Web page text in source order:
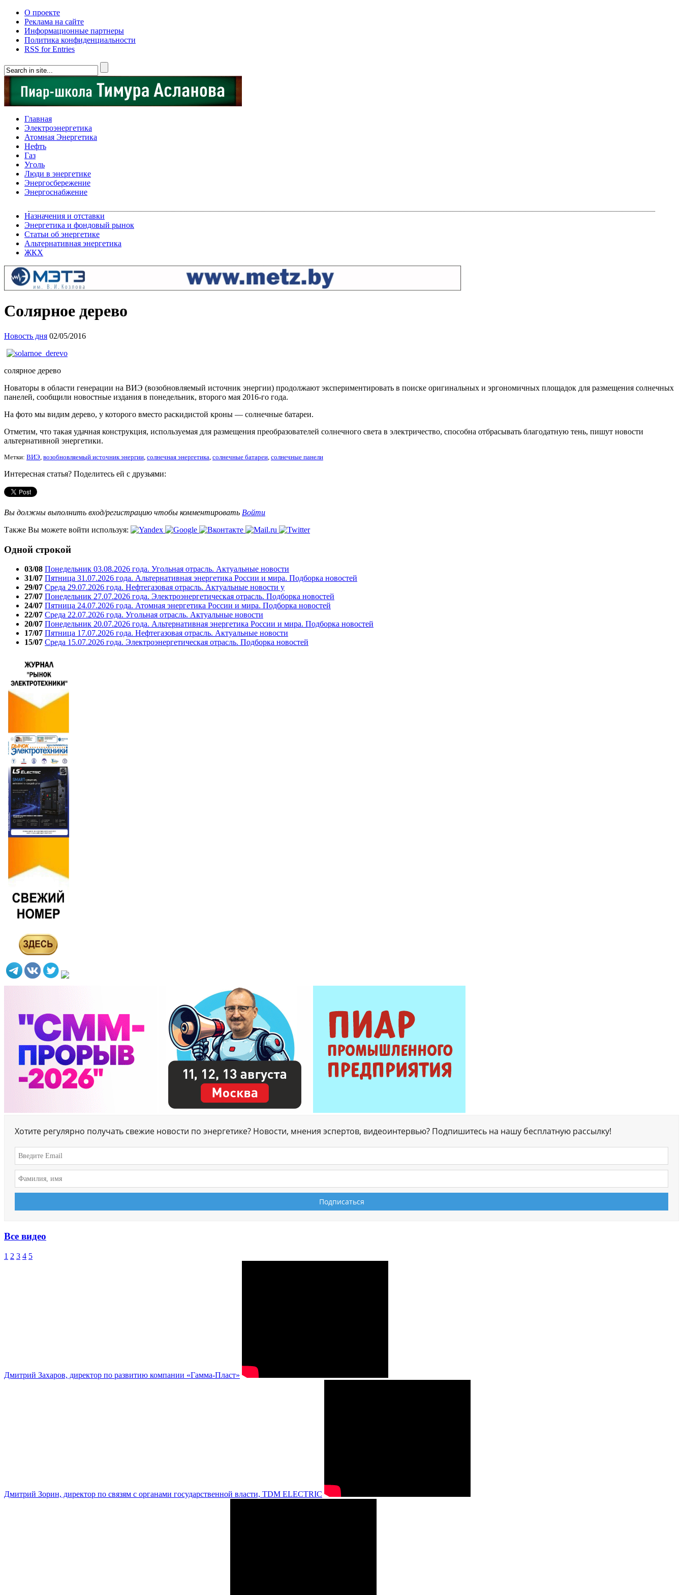
О проекте
Реклама на сайте
Информационные партнеры
Политика конфиденциальности
RSS for Entries
Главная
Электроэнергетика
Атомная Энергетика
Нефть
Газ
Уголь
Люди в энергетике
Энергосбережение
Энергоснабжение
Назначения и отставки
Энергетика и фондовый рынок
Статьи об энергетике
Альтернативная энергетика
ЖКХ
Солярное дерево
Новость дня 02/05/2016
солярное дерево
Новаторы в области генерации на ВИЭ (возобновляемый источник энергии) продолжают экспериментировать в поиске оригинальных и эргономичных площадок для размещения солнечных
панелей, сообщили новостные издания в понедельник, второго мая 2016-го года.
На фото мы видим дерево, у которого вместо раскидистой кроны — солнечные батареи.
Отметим, что такая удачная конструкция, используемая для размещения преобразователей солнечного света в электричество, способна отбрасывать благодатную тень, пишут новости
альтернативной энергетики.
Метки: ВИЭ, возобновляемый источник энергии, солнечная энергетика, солнечные батареи, солнечные панели
Интересная статья? Поделитесь ей с друзьями:
Вы должны выполнить вход/регистрацию чтобы комментировать Войти
Также Вы можете войти используя:
Одной строкой
03/08 Понедельник 03.08.2026 года. Угольная отрасль. Актуальные новости
31/07 Пятница 31.07.2026 года. Альтернативная энергетика России и мира. Подборка новостей
29/07 Среда 29.07.2026 года. Нефтегазовая отрасль. Актуальные новости у
27/07 Понедельник 27.07.2026 года. Электроэнергетическая отрасль. Подборка новостей
24/07 Пятница 24.07.2026 года. Атомная энергетика России и мира. Подборка новостей
22/07 Среда 22.07.2026 года. Угольная отрасль. Актуальные новости
20/07 Понедельник 20.07.2026 года. Альтернативная энергетика России и мира. Подборка новостей
17/07 Пятница 17.07.2026 года. Нефтегазовая отрасль. Актуальные новости
15/07 Среда 15.07.2026 года. Электроэнергетическая отрасль. Подборка новостей
Хотите регулярно получать свежие новости по энергетике? Новости, мнения эспертов, видеоинтервью? Подпишитесь на нашу бесплатную рассылку!
Все видео
1 2 3 4 5
Дмитрий Захаров, директор по развитию компании «Гамма-Пласт»
Дмитрий Зорин, директор по связям с органами государственной власти, TDM ELECTRIC